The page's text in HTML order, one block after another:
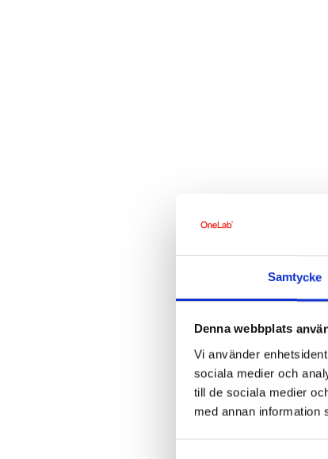
Samtycke
Denna webbplats
Vi använder
sociala medier och
till de sociala medier
med annan information